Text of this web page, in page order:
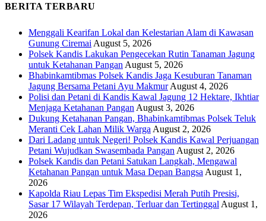
BERITA TERBARU
Menggali Kearifan Lokal dan Kelestarian Alam di Kawasan
Gunung Ciremai August 5, 2026
Polsek Kandis Lakukan Pengecekan Rutin Tanaman Jagung
untuk Ketahanan Pangan August 5, 2026
Bhabinkamtibmas Polsek Kandis Jaga Kesuburan Tanaman
Jagung Bersama Petani Ayu Makmur August 4, 2026
Polisi dan Petani di Kandis Kawal Jagung 12 Hektare, Ikhtiar
Menjaga Ketahanan Pangan August 3, 2026
Dukung Ketahanan Pangan, Bhabinkamtibmas Polsek Teluk
Meranti Cek Lahan Milik Warga August 2, 2026
Dari Ladang untuk Negeri! Polsek Kandis Kawal Perjuangan
Petani Wujudkan Swasembada Pangan August 2, 2026
Polsek Kandis dan Petani Satukan Langkah, Mengawal
Ketahanan Pangan untuk Masa Depan Bangsa August 1,
2026
Kapolda Riau Lepas Tim Ekspedisi Merah Putih Presisi,
Sasar 17 Wilayah Terdepan, Terluar dan Tertinggal August 1,
2026